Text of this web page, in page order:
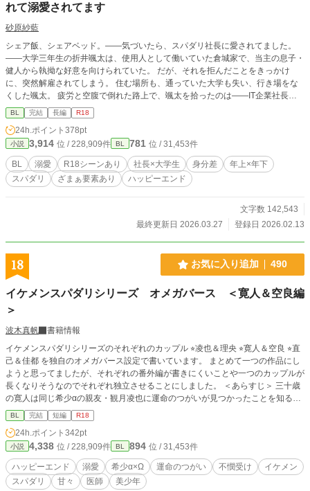
れて溺愛されてます
砂原紗藍
シェア飯、シェアベッド。――気づいたら、スパダリ社長に愛されてました。
――大学三年生の折井颯太は、使用人として働いていた倉城家で、当主の息子・
健人から執拗な好意を向けられていた。 だが、それを拒んだことをきっかけ
に、突然解雇されてしまう。 住む場所も、通っていた大学も失い、行き場をな
くした颯太。 疲労と空腹で倒れた路上で、颯太を拾ったのは――IT企業社長・
掛水涼だった。 目を覚ますと、高級マンションのベッドで涼に抱きしめられて
いた颯太。 「ワンナイトしちゃった……？」と焦るも、何もされていないこと
に安堵する。 礼として朝食を作ると、涼は「美味しい」と笑顔を見せ、颯太に
「うちで働かないか」と持ちかけてくる。 そこから始まったのは――食事も、
寝床も、心の距離も近すぎる共同生活。 ――これは雇用関係？ それとも……囲
われてる？ 拾われたハウスキーパーの俺。 スパダリ社長の視線が、毎日やたら
甘いんですが。
BL 完結 長編 R18
24h.ポイント 378pt
小説 3,914 位 / 228,909件 BL 781 位 / 31,453件
BL 溺愛 R18シーンあり 社長×大学生 身分差
年上×年下
スパダリ
ざまぁ要素あり ハッピーエンド
文字数 142,543
最終更新日 2026.03.27
登録日 2026.02.13
18 お気に入り追加 490
イケメンスパダリシリーズ オメガバース ＜寛人＆空良編
＞
波木真帆
書籍情報
イケメンスパダリシリーズのそれぞれのカップル ⭐︎凌也＆理央 ⭐︎寛人＆空良 ⭐︎直
己＆佳都 を独自のオメガバース設定で書いています。 まとめて一つの作品にし
ようと思ってましたが、それぞれの番外編が書きにくいことや一つのカップルが
長くなりそうなのでそれぞれ独立させることにしました。 ＜あらすじ＞ 三十歳
の寛人は同じ希少αの親友・観月凌也に運命のつがいが見つかったことを知る。
無事につがいになったお祝いを送ろうとプレゼントを買いに出かけた先で、助け
を求めて駆け寄ってきた相手が自分の運命のつがいだとわかった。一気にラット
状態に陥った寛人は街中でつがいを襲うわけにもいかず、強い抑制剤を投与して
父親の病院に別々に搬送されることとなった。そこから二人が再会して無事につ
がいになるまでのお話です。 ※オメガバースの世界線なので出会いそのほかは
現実編とは異なりますが、登場人物や関係などは変わりません。 R18には※つ
けます。
BL 完結 短編 R18
24h.ポイント 342pt
小説 4,338 位 / 228,909件 BL 894 位 / 31,453件
ハッピーエンド 溺愛 希少α×Ω 運命のつがい 不憫受け
イケメン
スパダリ
甘々 医師 美少年